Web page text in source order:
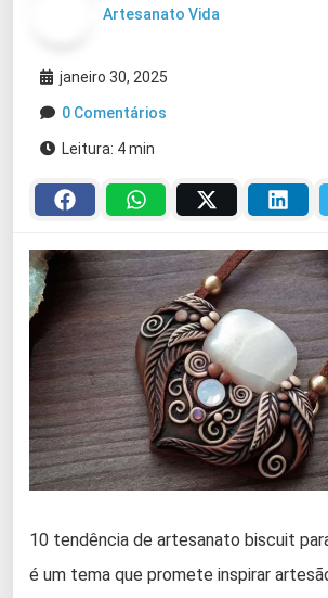
Artesanato Vida
janeiro 30, 2025
0 Comentários
Leitura: 4 min
10 tendência de artesanato biscuit
é um tema que promete inspirar